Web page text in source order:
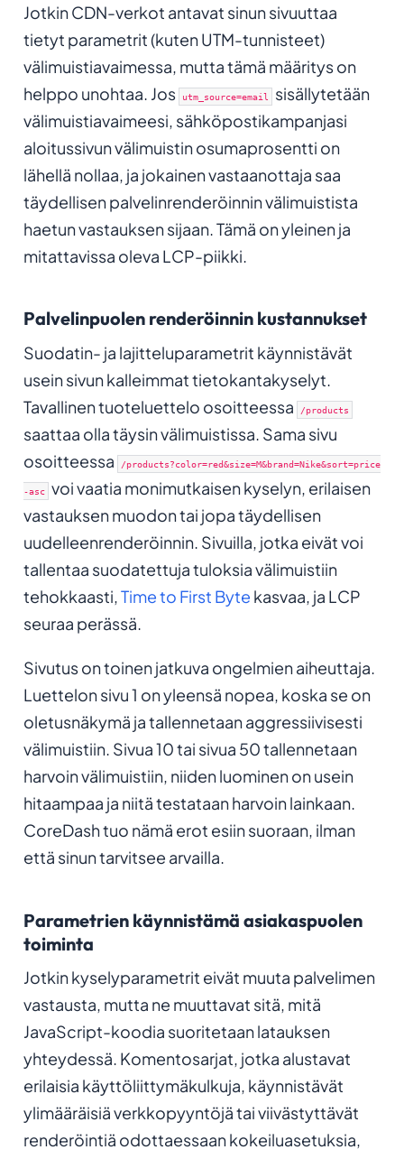
Jotkin CDN-verkot antavat sinun sivuuttaa
tietyt parametrit (kuten UTM-tunnisteet)
välimuistiavaimessa, mutta tämä määritys on
helppo unohtaa. Jos
utm_source=email sisällytetään
välimuistiavaimeesi, sähköpostikampanjasi
aloitussivun välimuistin osumaprosentti on
lähellä nollaa, ja jokainen vastaanottaja saa
täydellisen palvelinrenderöinnin välimuistista
haetun vastauksen sijaan. Tämä on yleinen ja
mitattavissa oleva LCP-piikki.
Palvelinpuolen renderöinnin kustannukset
Suodatin- ja lajitteluparametrit käynnistävät
usein sivun kalleimmat tietokantakyselyt.
Tavallinen tuoteluettelo osoitteessa
/products
saattaa olla täysin välimuistissa. Sama sivu
osoitteessa
/products?color=red&size=M&brand=Nike&sort=price
-asc voi vaatia monimutkaisen kyselyn, erilaisen
vastauksen muodon tai jopa täydellisen
uudelleenrenderöinnin. Sivuilla, jotka eivät voi
tallentaa suodatettuja tuloksia välimuistiin
tehokkaasti,Time to First Byte kasvaa, ja LCP
seuraa perässä.
Sivutus on toinen jatkuva ongelmien aiheuttaja.
Luettelon sivu 1 on yleensä nopea, koska se on
oletusnäkymä ja tallennetaan aggressiivisesti
välimuistiin. Sivua 10 tai sivua 50 tallennetaan
harvoin välimuistiin, niiden luominen on usein
hitaampaa ja niitä testataan harvoin lainkaan.
CoreDash tuo nämä erot esiin suoraan, ilman
että sinun tarvitsee arvailla.
Parametrien käynnistämä asiakaspuolen
toiminta
Jotkin kyselyparametrit eivät muuta palvelimen
vastausta, mutta ne muuttavat sitä, mitä
JavaScript-koodia suoritetaan latauksen
yhteydessä. Komentosarjat, jotka alustavat
erilaisia käyttöliittymäkulkuja, käynnistävät
ylimääräisiä verkkopyyntöjä tai viivästyttävät
renderöintiä odottaessaan kokeiluasetuksia,